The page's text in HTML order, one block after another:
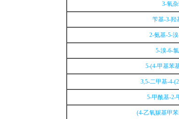
3-氧
苄基-3-羟
2-氨基-5-
5-溴-6-
5-(4-甲基苯
3,5-二甲基-4-
5-甲酰基-2-
(4-乙氧羰基甲